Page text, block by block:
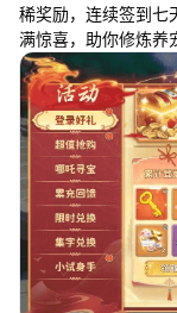
稀奖励，连续签到七
满惊喜，助你修炼养